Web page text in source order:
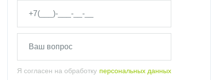
Я согласен на обработку персональных данных